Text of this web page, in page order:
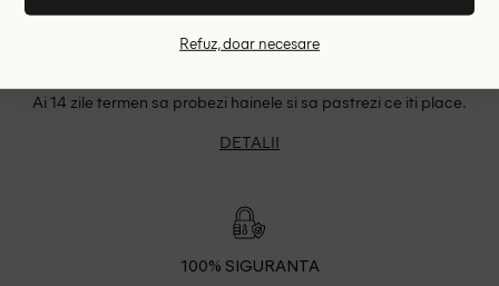
Ai 14 zile termen sa probezi hainele si sa pastrezi ce iti place.
DETALII
100% SIGURANTA
Refuz, doar necesare